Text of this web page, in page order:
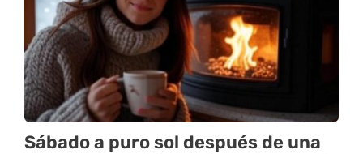
Sábado a puro sol después de una